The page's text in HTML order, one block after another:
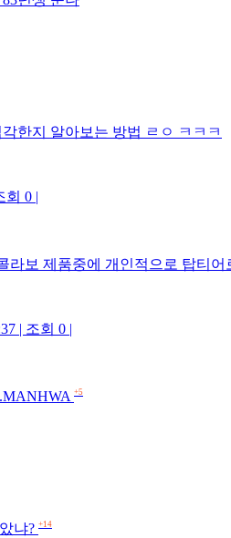
한지 알아보는 방법 ㄹㅇ ㅋㅋㅋ
회 0 |
라보 제품중에 개인적으로 탑티어
| 조회 0 |
+5
냐? +14